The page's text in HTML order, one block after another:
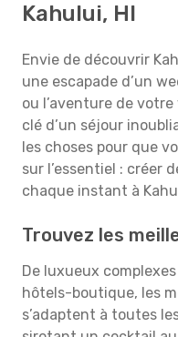
Kahului, HI
Envie de découvrir
une escapade d’un
ou l’aventure de
clé d’un séjour
les choses pour que
sur l’essentiel : créer
chaque instant à
Trouvez les
De luxueux
hôtels-boutique, les
s’adaptent à toutes